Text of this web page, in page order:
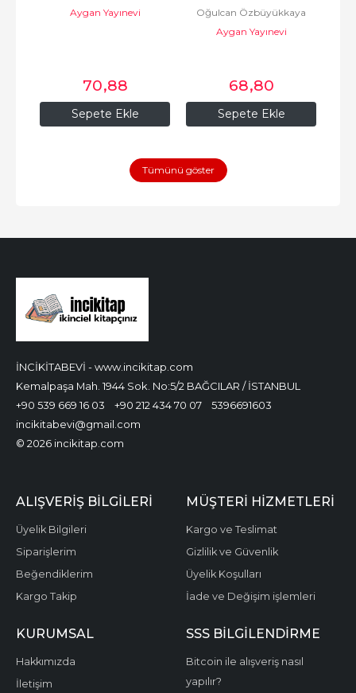
Sepete Ekle
Aygan Yayınevi
70,88
Sepete Ekle
Oğulcan Özbüyükkaya
Aygan Yayınevi
68,80
Tümünü göster
İNCİKİTABEVİ - www.incikitap.com
Kemalpaşa Mah. 1944 Sok. No:5/2 BAĞCILAR / İSTANBUL
+90 539 669 16 03
+90 212 434 70 07
5396691603
incikitabevi@gmail.com
© 2026 incikitap.com
ALIŞVERİŞ BİLGİLERİ
Üyelik Bilgileri
Siparişlerim
Beğendiklerim
Kargo Takip
MÜŞTERİ HİZMETLERİ
Kargo ve Teslimat
Gizlilik ve Güvenlik
Üyelik Koşulları
İade ve Değişim işlemleri
KURUMSAL
Hakkımızda
İletişim
SSS BİLGİLENDİRME
Bitcoin ile alışveriş nasıl
yapılır?